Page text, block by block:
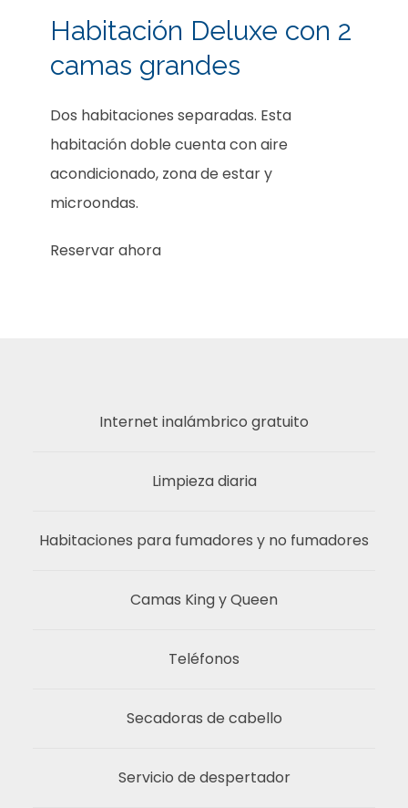
Habitación Deluxe con 2
camas grandes
Dos habitaciones separadas. Esta
habitación doble cuenta con aire
acondicionado, zona de estar y
microondas.
Reservar ahora
Internet inalámbrico gratuito
Limpieza diaria
Habitaciones para fumadores y no fumadores
Camas King y Queen
Teléfonos
Secadoras de cabello
Servicio de despertador